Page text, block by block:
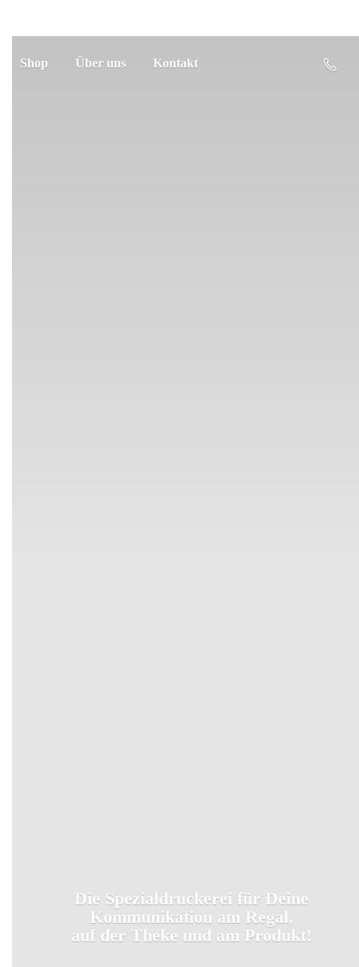
Shop Über uns Kontakt
Die Spezialdruckerei für Deine
Kommunikation am Regal,
auf der Theke und am Produkt!